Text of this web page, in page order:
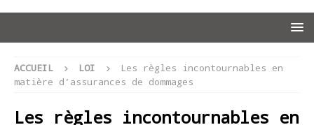
ACCUEIL LOI
Les règles incontournables en
matière d’assurances de dommages
Les règles incontournables en